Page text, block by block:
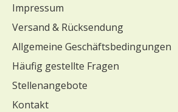
Impressum
Versand & Rücksendung
Allgemeine Geschäftsbedingungen
Häufig gestellte Fragen
Stellenangebote
Kontakt